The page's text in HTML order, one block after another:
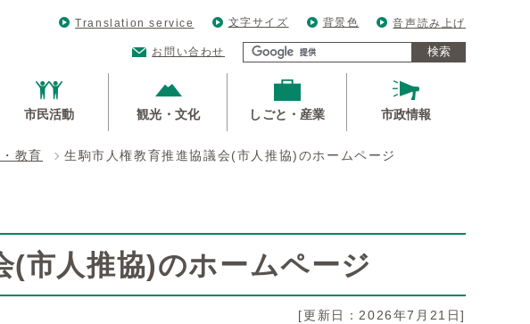
Translation service 文字サイズ 背景色 音声読み上げ
お問い合わせ 検索
市民活動 観光・文化 しごと・産業 市政情報
教育 生駒市人権教育推進協議会(市人推協)のホームページ
(市人推協)のホームページ
[更新日：2026年7月21日]